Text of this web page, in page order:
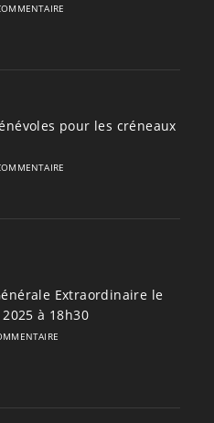
pour les créneaux
Extraordinaire le
à 18h30